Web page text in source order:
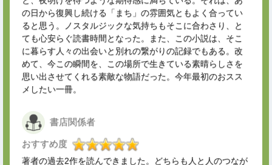
の日から復興し続ける「まち」の雰囲気ともよく合ってい
ると思う。ノスタルジックな気持ちもそこに合わさり、と
ても心安らぐ読書時間となった。また、この小説は、そこ
に暮らす人々の出会いと別れの繋がりの記録でもある。改
めて、今この瞬間を、この場所で生きている素晴らしさを
思い出させてくれる素敵な物語だった。今年最初のおスス
メしたい一冊。
書店関係者
おすすめ度
著者の過去2作を読んできました。どちらも人と人のつなが